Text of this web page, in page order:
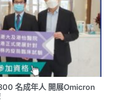
名成年人 開展Omicron